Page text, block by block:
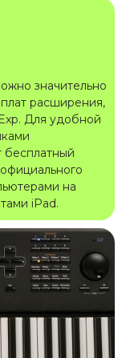
значительно
расширения,
Для удобной
бесплатный
на
iPad.